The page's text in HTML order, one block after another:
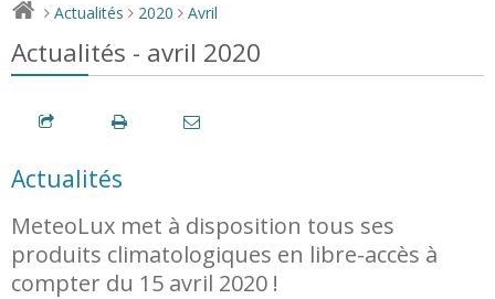
> Actualités > 2020 > Avril
Actualités - avril 2020
Actualités
MeteoLux met à disposition tous ses
produits climatologiques en libre-accès à
compter du 15 avril 2020 !